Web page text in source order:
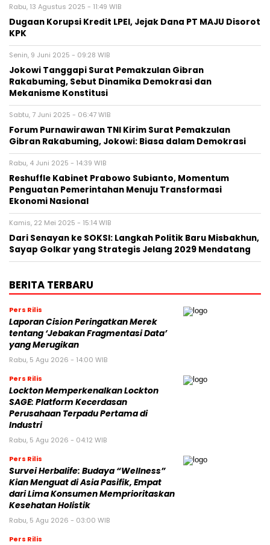
Rabu, 13 Agustus 2025 - 11:49 WIB
Dugaan Korupsi Kredit LPEI, Jejak Dana PT MAJU Disorot
KPK
Senin, 9 Juni 2025 - 09:28 WIB
Jokowi Tanggapi Surat Pemakzulan Gibran
Rakabuming, Sebut Dinamika Demokrasi dan
Mekanisme Konstitusi
Sabtu, 7 Juni 2025 - 06:47 WIB
Forum Purnawirawan TNI Kirim Surat Pemakzulan
Gibran Rakabuming, Jokowi: Biasa dalam Demokrasi
Rabu, 4 Juni 2025 - 14:39 WIB
Reshuffle Kabinet Prabowo Subianto, Momentum
Penguatan Pemerintahan Menuju Transformasi
Ekonomi Nasional
Kamis, 22 Mei 2025 - 15:14 WIB
Dari Senayan ke SOKSI: Langkah Politik Baru Misbakhun,
Sayap Golkar yang Strategis Jelang 2029 Mendatang
BERITA TERBARU
Pers Rilis
Laporan Cision Peringatkan Merek
tentang ‘Jebakan Fragmentasi Data’
yang Merugikan
Rabu, 5 Agu 2026 - 14:00 WIB
Pers Rilis
Lockton Memperkenalkan Lockton
SAGE: Platform Kecerdasan
Perusahaan Terpadu Pertama di
Industri
Rabu, 5 Agu 2026 - 04:12 WIB
Pers Rilis
Survei Herbalife: Budaya “Wellness”
Kian Menguat di Asia Pasifik, Empat
dari Lima Konsumen Memprioritaskan
Kesehatan Holistik
Rabu, 5 Agu 2026 - 03:00 WIB
Pers Rilis